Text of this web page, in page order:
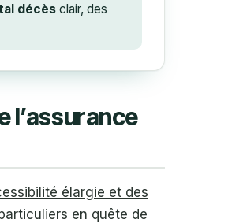
décès clair, des
l’assurance
élargie et des
en quête de